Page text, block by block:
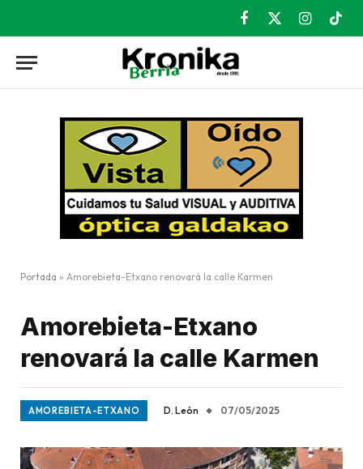
Facebook
X
Instagram
Portada » Amorebieta-Etxano renovará la calle Karmen
Amorebieta-Etxano
renovará la calle Karmen
AMOREBIETA-ETXANO D. León 07/05/2025